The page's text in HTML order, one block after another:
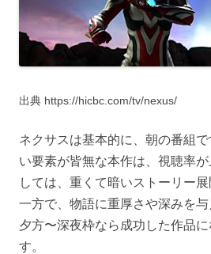
出典 https://hicbc.com/tv/nexus/
ネクサスは基本的に、朝の番組
い要素が皆無な本作は、視聴率
しては、重くて暗いストーリー
一方で、物語に重厚さや深みを与
夕方〜深夜枠なら成功した作品
す。